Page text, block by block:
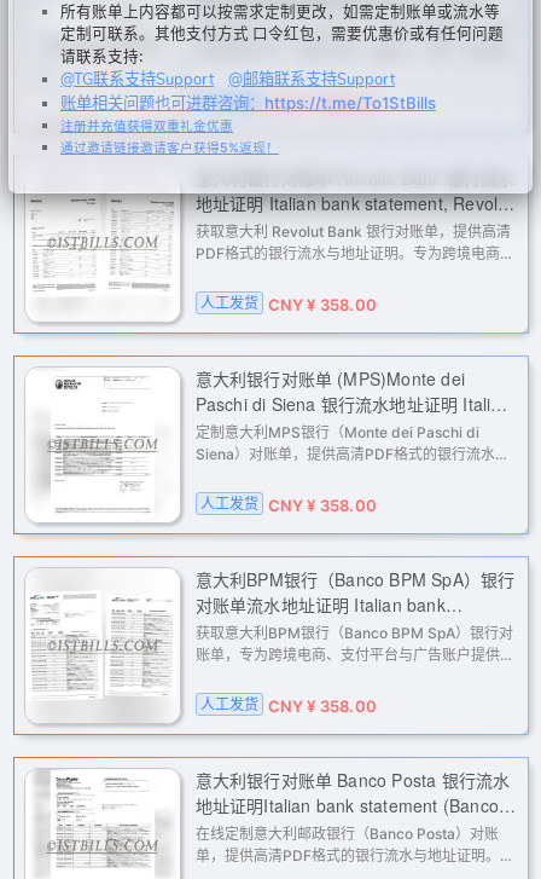
bank statement (Revolut Bank) - Proof of
获取西班牙 Revolut Bank 公司银行对账单，专为
关（PayPal、Stripe）验证及地址证明设计。我们
提供高清PDF格式的公司银行流水，助您快速完成
KYC认证、账户解限申诉，确保
人工发货 CNY ¥ 668.00
地址证明 Italian bank statement, Revolut
Bank, bank statement address proof
获取意大利 Revolut Bank 银行对账单，提供高清
PDF格式的银行流水与地址证明。专为跨境电商
Stripe）、广告账户（Facebook、Google Ads）
等场景的二审、KYC及地址验证设计。我们
人工发货 CNY ¥ 358.00
意大利银行对账单 (MPS)Monte dei
Paschi di Siena 银行流水地址证明 Italian
bank statement (MPS) Monte dei Paschi
di Siena Bank statement address proof
定制意大利MPS银行（Monte dei Paschi di
Siena）对账单，提供高清PDF格式的银行流水与
场景的身份验证（KYC）与地址核验（POA）设
计，广泛适用于亚马逊、PayPal、Strip
人工发货 CNY ¥ 358.00
意大利BPM银行（Banco BPM SpA）银行
对账单流水地址证明 Italian bank
statement BPM bank (Banco BPM SpA)
bank statement address proof
获取意大利BPM银行（Banco BPM SpA）银行对
账单，专为跨境电商、支付平台与广告账户提供地
化银行流水，适用于亚马逊、PayPal、Stripe、
Facebook等平台的二审、KYC认证与
人工发货 CNY ¥ 358.00
意大利银行对账单 Banco Posta 银行流水
地址证明Italian bank statement (Banco
Posta) - proof of bank address
在线定制意大利邮政银行（Banco Posta）对账
单，提供高清PDF格式的银行流水与地址证明。适
所有账单上内容都可以按需求定制更改，如需定制账单或流水等
定制可联系。其他支付方式 口令红包，需要优惠价或有任何问题
请联系支持:
@TG联系支持Support @邮箱联系支持Support
账单相关问题也可进群咨询：https://t.me/To1StBills
注册并充值获得双重礼金优惠
通过邀请链接邀请客户获得5%返现！